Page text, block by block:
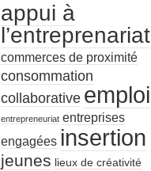
appui à
l’entreprenariat
commerces de proximité
consommation
collaborative emploi
entrepreneuriat entreprises
engagées insertion
jeunes lieux de créativité